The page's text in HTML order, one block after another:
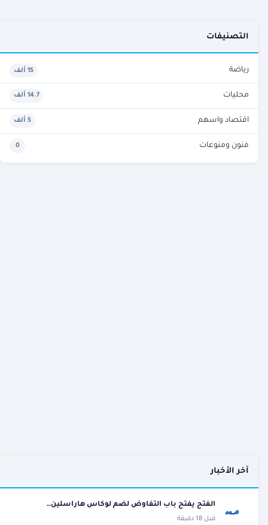
التصنيفات
رياضة 15 ألف
محليات 14.7 ألف
اقتصاد واسهم 5 ألف
فنون ومنوعات 0
آخر الأخبار
الفتح يفتح باب التفاوض لضم لوكاس هاراسلين…
قبل 18 دقيقة